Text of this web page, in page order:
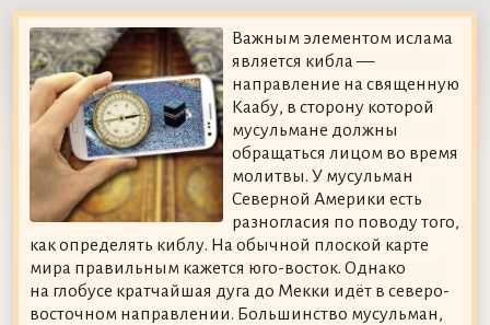
Важным элементом ислама
является кибла —
направление на священную
Каабу, в сторону которой
мусульмане должны
обращаться лицом во время
молитвы. У мусульман
Северной Америки есть
разногласия по поводу того,
как определять киблу. На обычной плоской карте
мира правильным кажется юго-восток. Однако
на глобусе кратчайшая дуга до Мекки идёт в северо-
восточном направлении. Большинство мусульман,